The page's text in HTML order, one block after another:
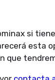
si
esta
que